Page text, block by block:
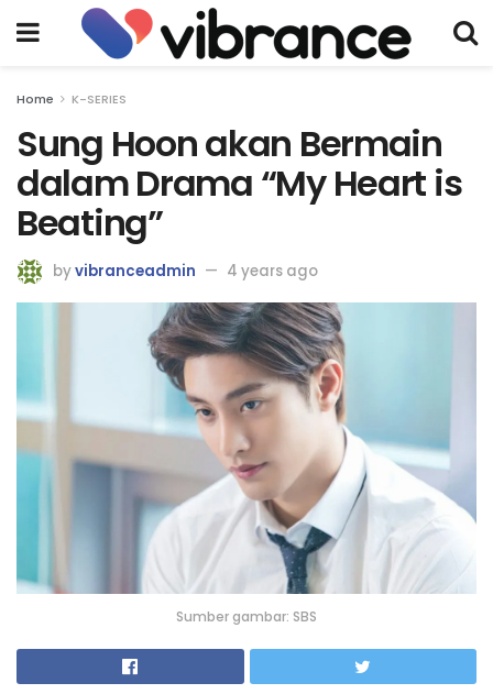
Home K-SERIES
Sung Hoon akan Bermain
dalam Drama “My Heart is
Beating”
byvibranceadmin 4 years ago
Sumber gambar: SBS